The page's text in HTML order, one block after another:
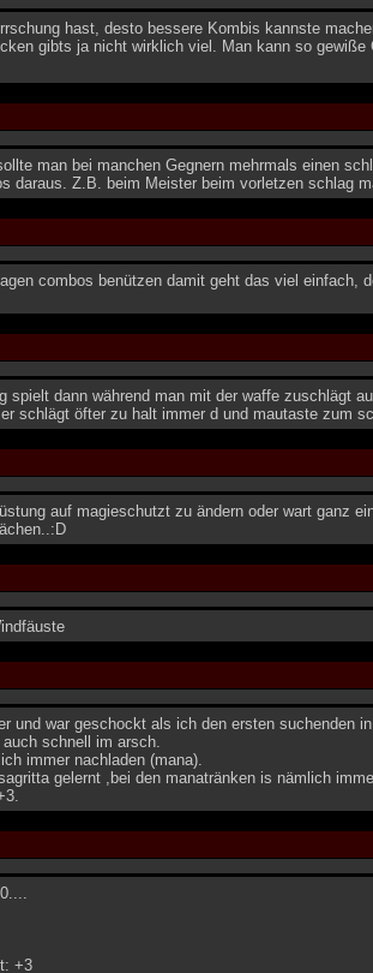
hast, desto bessere Kombis kannste
gibts ja nicht wirklich viel. Man kann so
man bei manchen Gegnern mehrmals einen
daraus. Z.B. beim Meister beim vorletzen schlag
combos benützen damit geht das viel einfach,
spielt dann während man mit der waffe zuschlägt
schlägt öfter zu halt immer d und mautaste zum
auf magieschutzt zu ändern oder wart ganz
und war geschockt als ich den ersten suchenden
schnell im arsch.
immer nachladen (mana).
gelernt ,bei den manatränken is nämlich
+3